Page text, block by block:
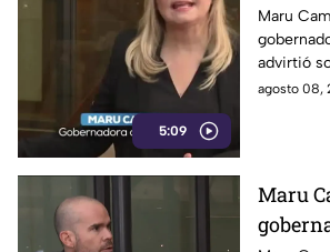
5:09
medios
ante
Maru
advirtió
podrían
utilizarse
medios y
agosto 08,
Maru